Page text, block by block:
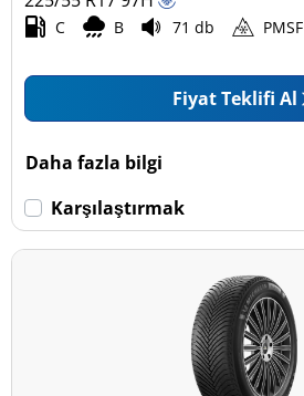
C B 71 db PMSF
Fiyat Teklifi Al
Daha fazla bilgi
Karşılaştırmak